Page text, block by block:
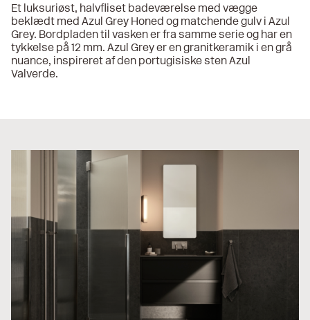
Et luksuriøst, halvfliset badeværelse med vægge
beklædt med Azul Grey Honed og matchende gulv i Azul
Grey. Bordpladen til vasken er fra samme serie og har en
tykkelse på 12 mm. Azul Grey er en granitkeramik i en grå
nuance, inspireret af den portugisiske sten Azul
Valverde.